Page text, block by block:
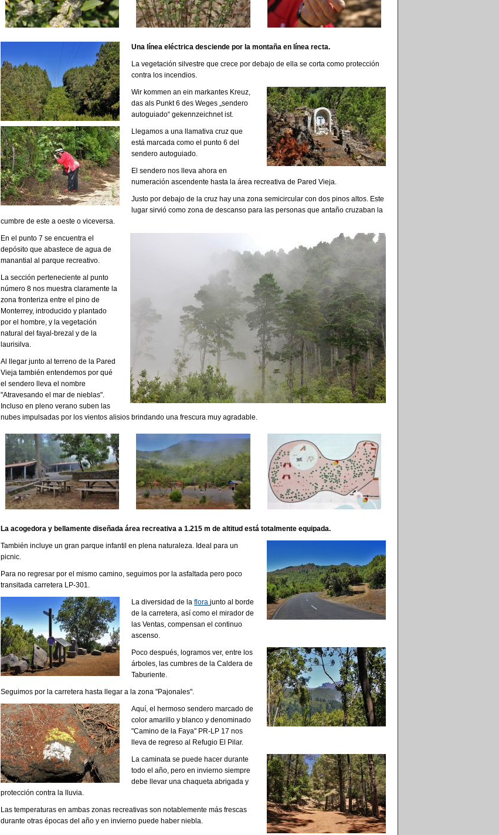
Una línea eléctrica desciende por la montaña en línea recta.
La vegetación silvestre que crece por debajo de ella se corta como protección
contra los incendios.
Wir kommen an ein markantes Kreuz,
das als Punkt 6 des Weges „sendero
autoguiado“ gekennzeichnet ist.
Llegamos a una llamativa cruz que
está marcada como el punto 6 del
sendero autoguiado.
El sendero nos lleva ahora en
numeración ascendente hasta la área recreativa de Pared Vieja.
Justo por debajo de la cruz hay una zona semicircular con dos pinos altos. Este
lugar sirvió como zona de descanso para las personas que antaño cruzaban la
cumbre de este a oeste o viceversa.
En el punto 7 se encuentra el
depósito que abastece de agua de
manantial al parque recreativo.
La sección perteneciente al punto
número 8 nos muestra claramente la
zona fronteriza entre el pino de
Monterrey, introducido y plantado
por el hombre, y la vegetación
natural del fayal-brezal y de la
laurisilva.
Al llegar junto al terreno de la Pared
Vieja también entendemos por qué
el sendero lleva el nombre
"Atravesando el mar de nieblas".
Incluso en pleno verano suben las
nubes impulsadas por los vientos alisios brindando una frescura muy agradable.
La acogedora y bellamente diseñada área recreativa a 1.215 m de altitud está totalmente equipada.
También incluye un gran parque infantil en plena naturaleza. Ideal para un
picnic.
Para no regresar por el mismo camino, seguimos por la asfaltada pero poco
transitada carretera LP-301.
La diversidad de la flora junto al borde
de la carretera, así como el mirador de
las Ventas, compensan el continuo
ascenso.
Poco después, logramos ver, entre los
árboles, las cumbres de la Caldera de
Taburiente.
Seguimos por la carretera hasta llegar a la zona "Pajonales".
Aquí, el hermoso sendero marcado de
color amarillo y blanco y denominado
"Camino de la Faya" PR-LP 17 nos
lleva de regreso al Refugio El Pilar.
La caminata se puede hacer durante
todo el año, pero en invierno siempre
debe llevar una chaqueta abrigada y
protección contra la lluvia.
Las temperaturas en ambas zonas recreativas son notablemente más frescas
durante otras épocas del año y en invierno puede haber niebla.